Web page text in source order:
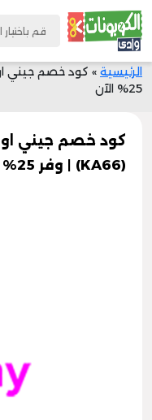
الرئيسية »
25% الآن
كود خصم جيني
(KA66) | وفر 25% الآن